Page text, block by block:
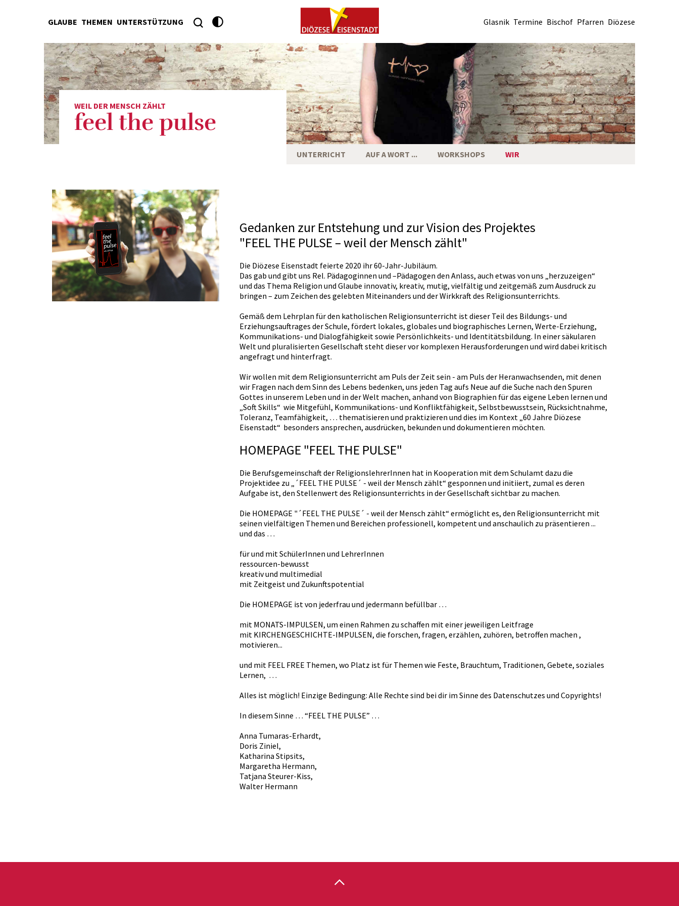
GLAUBE THEMEN UNTERSTÜTZUNG Glasnik Termine Bischof Pfarren Diözese
WEIL DER MENSCH ZÄHLT
feel the pulse
UNTERRICHT AUF A WORT ... WORKSHOPS WIR
Gedanken zur Entstehung und zur Vision des Projektes
"FEEL THE PULSE – weil der Mensch zählt"
Die Diözese Eisenstadt feierte 2020 ihr 60-Jahr-Jubiläum.
Das gab und gibt uns Rel. Pädagoginnen und –Pädagogen den Anlass, auch etwas von uns „herzuzeigen“
und das Thema Religion und Glaube innovativ, kreativ, mutig, vielfältig und zeitgemäß zum Ausdruck zu
bringen – zum Zeichen des gelebten Miteinanders und der Wirkkraft des Religionsunterrichts.
Gemäß dem Lehrplan für den katholischen Religionsunterricht ist dieser Teil des Bildungs- und
Erziehungsauftrages der Schule, fördert lokales, globales und biographisches Lernen, Werte-Erziehung,
Kommunikations- und Dialogfähigkeit sowie Persönlichkeits- und Identitätsbildung. In einer säkularen
Welt und pluralisierten Gesellschaft steht dieser vor komplexen Herausforderungen und wird dabei kritisch
angefragt und hinterfragt.
Wir wollen mit dem Religionsunterricht am Puls der Zeit sein - am Puls der Heranwachsenden, mit denen
wir Fragen nach dem Sinn des Lebens bedenken, uns jeden Tag aufs Neue auf die Suche nach den Spuren
Gottes in unserem Leben und in der Welt machen, anhand von Biographien für das eigene Leben lernen und
„Soft Skills“ wie Mitgefühl, Kommunikations- und Konfliktfähigkeit, Selbstbewusstsein, Rücksichtnahme,
Toleranz, Teamfähigkeit, … thematisieren und praktizieren und dies im Kontext „60 Jahre Diözese
Eisenstadt“ besonders ansprechen, ausdrücken, bekunden und dokumentieren möchten.
HOMEPAGE "FEEL THE PULSE"
Die Berufsgemeinschaft der ReligionslehrerInnen hat in Kooperation mit dem Schulamt dazu die
Projektidee zu „´FEEL THE PULSE´ - weil der Mensch zählt“ gesponnen und initiiert, zumal es deren
Aufgabe ist, den Stellenwert des Religionsunterrichts in der Gesellschaft sichtbar zu machen.
Die HOMEPAGE "´FEEL THE PULSE´ - weil der Mensch zählt“ ermöglicht es, den Religionsunterricht mit
seinen vielfältigen Themen und Bereichen professionell, kompetent und anschaulich zu präsentieren ...
und das …
für und mit SchülerInnen und LehrerInnen
ressourcen-bewusst
kreativ und multimedial
mit Zeitgeist und Zukunftspotential
Die HOMEPAGE ist von jederfrau und jedermann befüllbar …
mit MONATS-IMPULSEN, um einen Rahmen zu schaffen mit einer jeweiligen Leitfrage
mit KIRCHENGESCHICHTE-IMPULSEN, die forschen, fragen, erzählen, zuhören, betroffen machen ,
motivieren...
und mit FEEL FREE Themen, wo Platz ist für Themen wie Feste, Brauchtum, Traditionen, Gebete, soziales
Lernen, …
Alles ist möglich! Einzige Bedingung: Alle Rechte sind bei dir im Sinne des Datenschutzes und Copyrights!
In diesem Sinne … “FEEL THE PULSE” …
Anna Tumaras-Erhardt,
Doris Ziniel,
Katharina Stipsits,
Margaretha Hermann,
Tatjana Steurer-Kiss,
Walter Hermann